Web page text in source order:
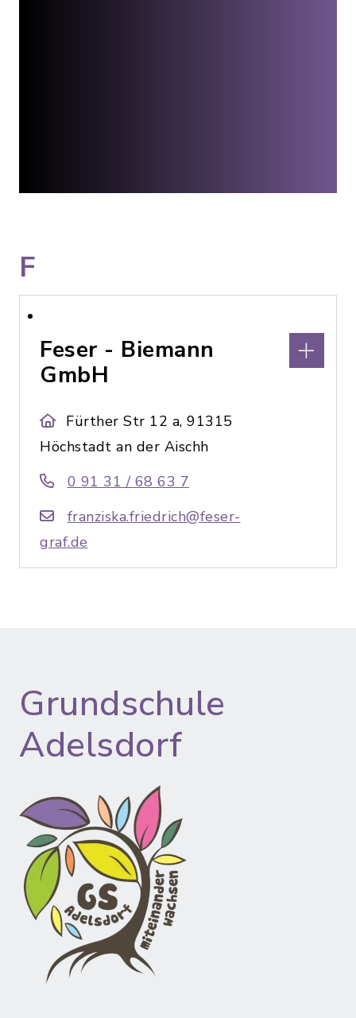
F
Feser - Biemann
GmbH
Fürther Str 12 a, 91315
Höchstadt an der Aischh
0 91 31 / 68 63 7
franziska.friedrich@feser-
graf.de
Grundschule
Adelsdorf